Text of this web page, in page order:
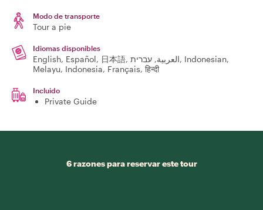
Modo de transporte
Tour a pie
Idiomas disponibles
English, Español, 日本語, العربية, עברית, Indonesian,
Melayu, Indonesia, Français, हिन्दी
Incluido
Private Guide
6 razones para reservar este tour